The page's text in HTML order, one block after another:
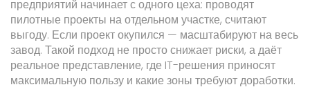
предприятий начинает с одного цеха: проводят
пилотные проекты на отдельном участке, считают
выгоду. Если проект окупился — масштабируют на весь
завод. Такой подход не просто снижает риски, а даёт
реальное представление, где IT-решения приносят
максимальную пользу и какие зоны требуют доработки.